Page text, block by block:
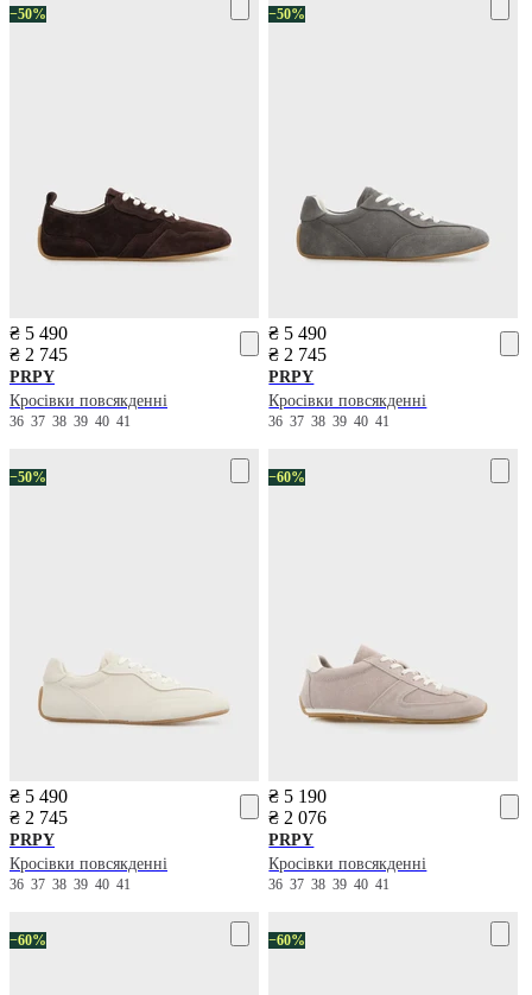
−50%
₴ 5 490
₴ 2 745
PRPY
Кросівки повсякденні
36 37 38 39 40 41
−50%
₴ 5 490
₴ 2 745
PRPY
Кросівки повсякденні
363738394041
−50%
₴ 5 490
₴ 2 745
PRPY
Кросівки повсякденні
36 37 38 39 40 41
−60%
₴ 5 190
₴ 2 076
PRPY
Кросівки повсякденні
363738394041
−60% −60%